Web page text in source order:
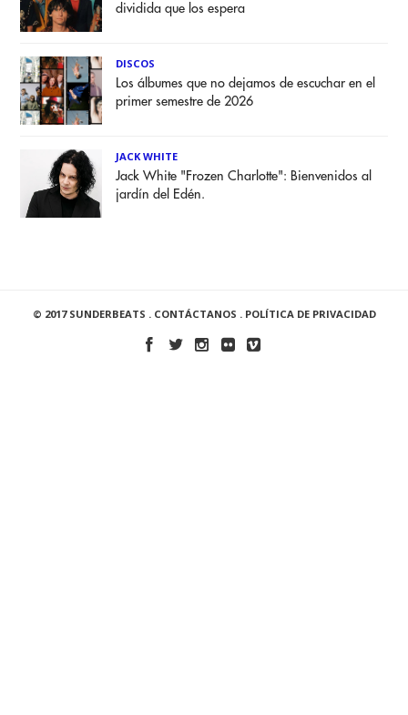
dividida que los espera
DISCOS
Los álbumes que no dejamos de escuchar en el
primer semestre de 2026
JACK WHITE
Jack White "Frozen Charlotte": Bienvenidos al
jardín del Edén.
© 2017 SUNDERBEATS . CONTÁCTANOS . POLÍTICA DE PRIVACIDAD